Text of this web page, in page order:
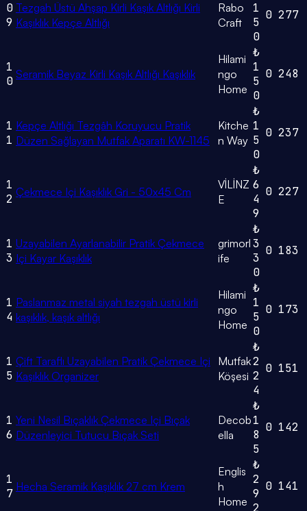
0
9
Tezgah Üstü Ahşap Kirli Kaşık Altlığı Kirli
Kaşıklık Kepçe Altlığı
Rabo
Craft
1
5
0
0 277
1
0 Seramik Beyaz Kirli Kaşık Altlığı Kaşıklık
Hilami
ngo
Home
₺
1
5
0
0 248
1
1
Kepçe Altlığı Tezgâh Koruyucu Pratik
Düzen Sağlayan Mutfak Aparatı KW-1145
Kitche
n Way
₺
1
5
0
0 237
1
2 Çekmece Içi Kaşıklık Gri - 50x45 Cm
VİLİNZ
E
₺
6
4
9
0 227
1
3
Uzayabilen Ayarlanabilir Pratik Çekmece
Içi Kayar Kaşıklık
grimorl
ife
₺
3
3
0
0 183
1
4
Paslanmaz metal siyah tezgah üstü kirli
kaşıklık, kaşık altlığı
Hilami
ngo
Home
₺
1
5
0
0 173
1
5
Çift Taraflı Uzayabilen Pratik Çekmece Içi
Kaşıklık Organizer
Mutfak
Köşesi
₺
2
2
4
0 151
1
6
Yeni Nesil Bıçaklık Çekmece Içi Bıçak
Düzenleyici Tutucu Bıçak Seti
Decob
ella
₺
1
8
5
0 142
1
7 Hecha Seramik Kaşıklık 27 cm Krem
Englis
h
Home
₺
2
9
0 141